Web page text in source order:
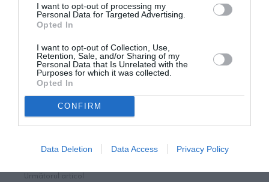
I want to opt-out of processing my
Personal Data for Targeted Advertising.
Opted In
I want to opt-out of Collection, Use,
Retention, Sale, and/or Sharing of my
Personal Data that Is Unrelated with the
Purposes for which it was collected.
Opted In
CONFIRM
Data Deletion Data Access Privacy Policy
RAZBOI UCRAINA
more
Articolul anterior
Italia, de azi a patra doză pentru bătrâni și
fragili. Speranza: „Din toamnă, pentru toată
populația”
Următorul articol